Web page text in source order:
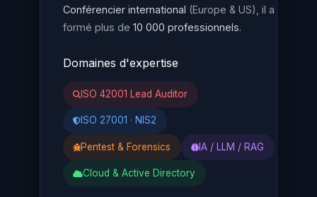
Conférencier international (Europe & US), il a
formé plus de 10 000 professionnels.
Domaines d'expertise
ISO 42001 Lead Auditor
ISO 27001 · NIS2
Pentest & Forensics IA / LLM / RAG
Cloud & Active Directory